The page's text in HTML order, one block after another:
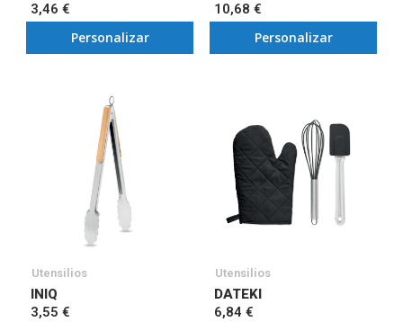
3,46 €
Personalizar
10,68 €
Personalizar
Utensilios
INIQ
3,55 €
Utensilios
DATEKI
6,84 €